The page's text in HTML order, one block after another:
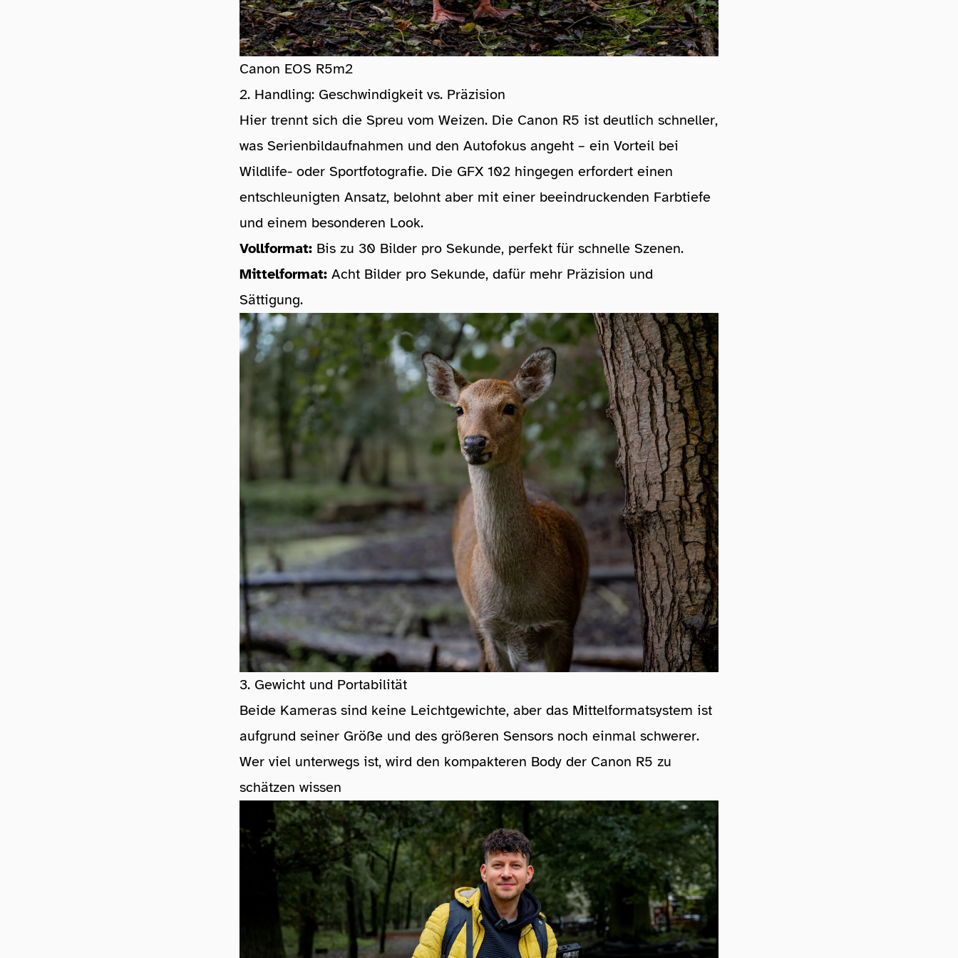
Canon EOS R5m2
2. Handling: Geschwindigkeit vs. Präzision
Hier trennt sich die Spreu vom Weizen. Die Canon R5 ist deutlich schneller,
was Serienbildaufnahmen und den Autofokus angeht – ein Vorteil bei
Wildlife- oder Sportfotografie. Die GFX 102 hingegen erfordert einen
entschleunigten Ansatz, belohnt aber mit einer beeindruckenden Farbtiefe
und einem besonderen Look.
Vollformat: Bis zu 30 Bilder pro Sekunde, perfekt für schnelle Szenen.
Mittelformat: Acht Bilder pro Sekunde, dafür mehr Präzision und
Sättigung.
3. Gewicht und Portabilität
Beide Kameras sind keine Leichtgewichte, aber das Mittelformatsystem ist
aufgrund seiner Größe und des größeren Sensors noch einmal schwerer.
Wer viel unterwegs ist, wird den kompakteren Body der Canon R5 zu
schätzen wissen